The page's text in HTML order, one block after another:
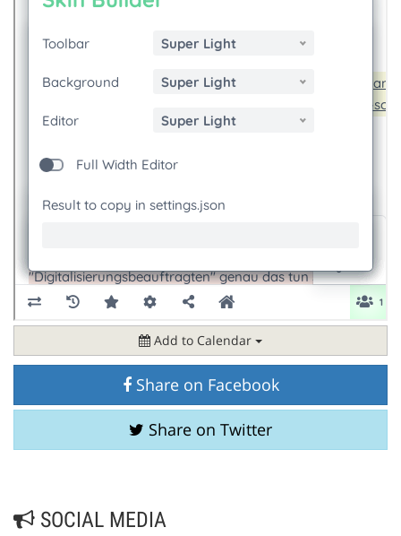
Add to Calendar
Share on Facebook
Share on Twitter
SOCIAL MEDIA